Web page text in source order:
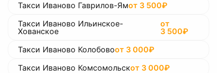
Такси Иваново Гаврилов-Ямот 3 500₽
Такси Иваново Ильинское-
Хованское
от
3 500₽
Такси Иваново Колобовоот 3 000₽
Такси Иваново Комсомольскот 3 000₽